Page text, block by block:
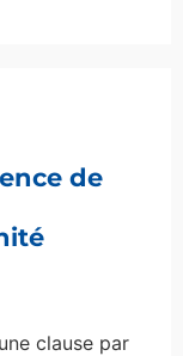
de
clause par